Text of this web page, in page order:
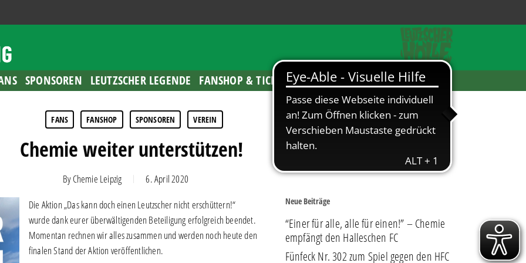
SPONSOREN LEUTZSCHER LEGENDE FANSHOP & TICKETS
FANS FANSHOP SPONSOREN VEREIN
Chemie weiter unterstützen!
By Chemie Leipzig 6. April 2020
Die Aktion „Das kann doch einen Leutzscher nicht erschüttern!“
wurde dank eurer überwältigenden Beteiligung erfolgreich beendet.
Momentan rechnen wir alles zusammen und werden noch heute den
finalen Stand der Aktion veröffentlichen.
Neue Beiträge
“Einer für alle, alle für einen!” – Chemie
empfängt den Halleschen FC
Fünfeck Nr. 302 zum Spiel gegen den HFC